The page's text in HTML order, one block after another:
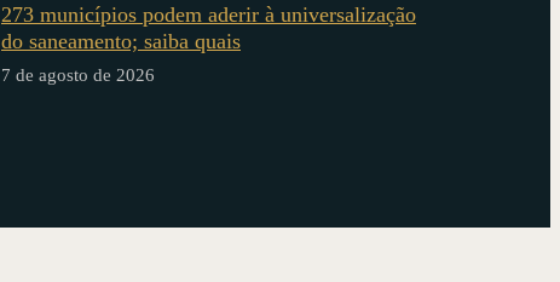
273 municípios podem aderir à universalização
do saneamento; saiba quais
7 de agosto de 2026